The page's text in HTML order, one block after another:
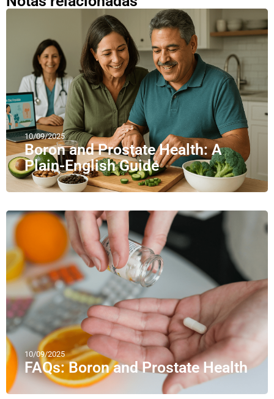
10/09/2025
Boron and Prostate Health: A
Plain-English Guide
10/09/2025
FAQs: Boron and Prostate Health